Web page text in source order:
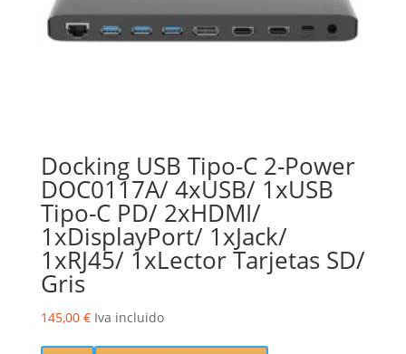
Docking USB Tipo-C 2-Power
DOC0117A/ 4xUSB/ 1xUSB
Tipo-C PD/ 2xHDMI/
1xDisplayPort/ 1xJack/
1xRJ45/ 1xLector Tarjetas SD/
Gris
145,00 € Iva incluido